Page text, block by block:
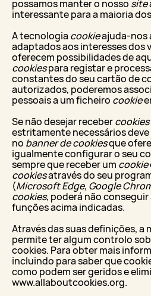
possamos manter o nosso site
interessante para a maioria
A tecnologia cookieajuda-nos
adaptados aos interesses dos
oferecem possibilidades de
cookiespara registar e
constantes do seu cartão de
autorizados, poderemos
pessoais a um ficheiro cookie
Se não desejar recebercookies
estritamente necessários
no banner de cookiesque
igualmente configurar o seu
sempre que receber um cookie
cookiesatravés do seu
(Microsoft Edge, Google
cookies, poderá não
funções acima indicadas.
Através das suas definições, a
permite ter algum controlo
cookies. Para obter mais
incluindo para saber que
como podem ser geridos e
www.allaboutcookies.org.